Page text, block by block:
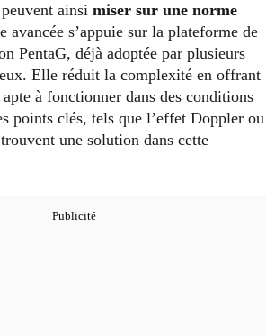
ainsi miser sur une norme
avancée s’appuie sur la plateforme de
PentaG, déjà adoptée par plusieurs
Elle réduit la complexité en offrant
à fonctionner dans des conditions
points clés, tels que l’effet Doppler ou
une solution dans cette